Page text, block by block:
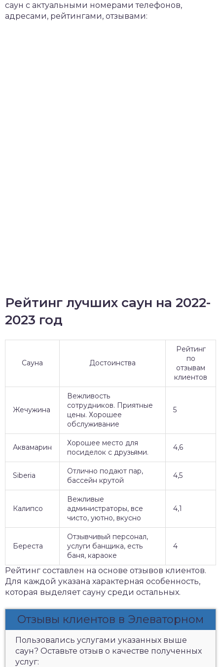
саун с актуальными номерами телефонов,
адресами, рейтингами, отзывами:
Рейтинг лучших саун на 2022-
2023 год
Сауна Достоинства
Рейтинг
по
отзывам
клиентов
Жечужина
Вежливость
сотрудников. Приятные
цены. Хорошее
обслуживание
5
Аквамарин
Хорошее место для
посиделок с друзьями.
4,6
Siberia
Отлично подают пар,
бассейн крутой
4,5
Калипсо
Вежливые
администраторы, все
чисто, уютно, вкусно
4,1
Береста
Отзывчивый персонал,
услуги банщика, есть
баня, караоке
4
Рейтинг составлен на основе отзывов клиентов.
Для каждой указана характерная особенность,
которая выделяет сауну среди остальных.
Отзывы клиентов в Элеваторном
Пользовались услугами указанных выше
саун? Оставьте отзыв о качестве полученных
услуг: